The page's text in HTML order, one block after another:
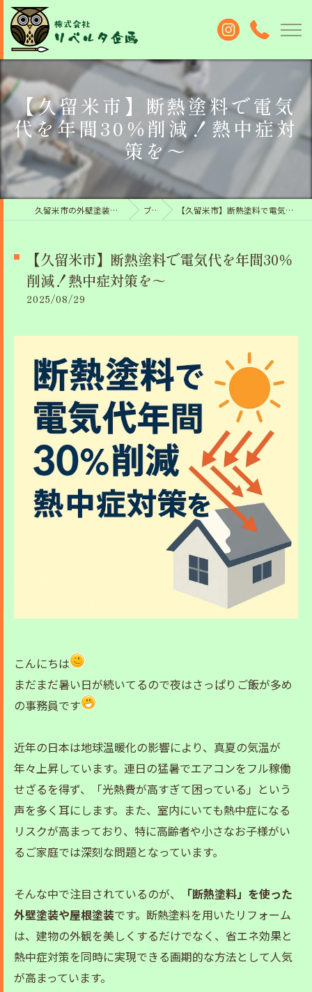
【久留米市】断熱塗料で電気
代を年間30％削減！熱中症対
策を～
久留米市の外壁塗装なら株式会社リベルタ企画 ブログ 【久留米市】断熱塗料で電気代を年間30％削減！熱中症対策を～
【久留米市】断熱塗料で電気代を年間30％
削減！熱中症対策を～
2025/08/29
こんにちは
まだまだ暑い日が続いてるので夜はさっぱりご飯が多め
の事務員です
近年の日本は地球温暖化の影響により、真夏の気温が
年々上昇しています。連日の猛暑でエアコンをフル稼働
せざるを得ず、「光熱費が高すぎて困っている」という
声を多く耳にします。また、室内にいても熱中症になる
リスクが高まっており、特に高齢者や小さなお子様がい
るご家庭では深刻な問題となっています。
そんな中で注目されているのが、
「断熱塗料」を使った
外壁塗装や屋根塗装です。断熱塗料を用いたリフォーム
は、建物の外観を美しくするだけでなく、省エネ効果と
熱中症対策を同時に実現できる画期的な方法として人気
が高まっています。